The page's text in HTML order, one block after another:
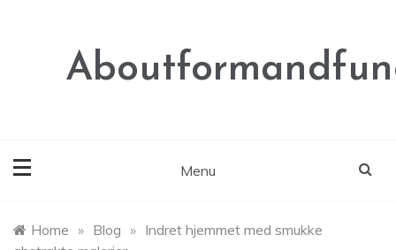
Menu
Home » Blog » Indret hjemmet med smukke